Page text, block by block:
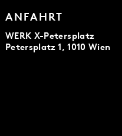
ANFAHRT
WERK X-Petersplatz
Petersplatz 1, 1010 Wien